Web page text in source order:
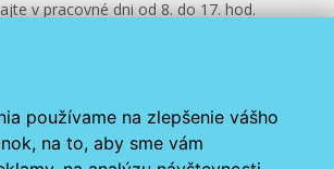
používame na zlepšenie vášho
na to, aby sme vám
v pracovné dni od 8. do 17. hod.